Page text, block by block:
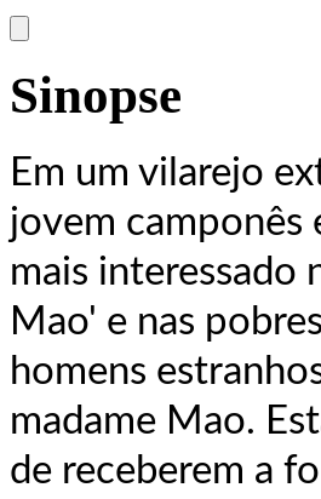
Sinopse
Em um vilarejo
jovem camponês
mais interessado
Mao' e nas
homens
madame Mao.
de receberem a